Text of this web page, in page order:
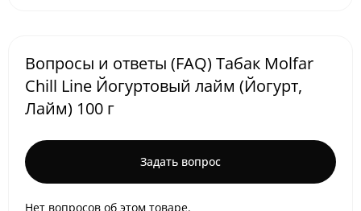
Вопросы и ответы (FAQ) Табак Molfar
Chill Line Йогуртовый лайм (Йогурт,
Лайм) 100 г
Задать вопрос
Нет вопросов об этом товаре.